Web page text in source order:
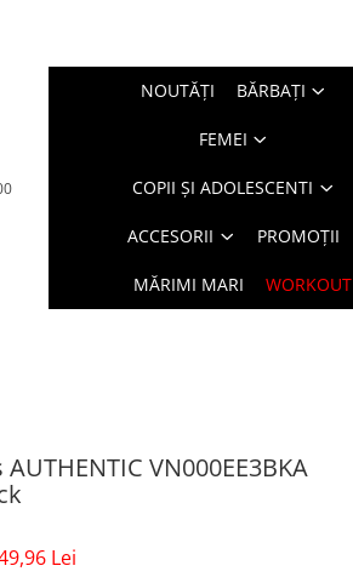
NOUTĂŢI BĂRBAŢI
FEMEI
COPII ȘI ADOLESCENTI
ACCESORII PROMOȚII
MĂRIMI MARI WORKOUT
VN000EE3BKA
Lei